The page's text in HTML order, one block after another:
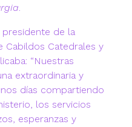
.
presidente de la
Cabildos Catedrales y
“Nuestras
extraordinaria y
días compartiendo
los servicios
esperanzas y